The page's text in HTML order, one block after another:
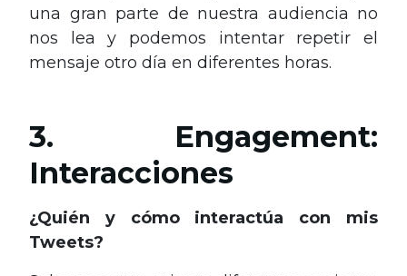
una gran parte de nuestra audiencia no
nos lea y podemos intentar repetir el
mensaje otro día en diferentes horas.
3. Engagement:
Interacciones
¿Quién y cómo interactúa con mis
Tweets?